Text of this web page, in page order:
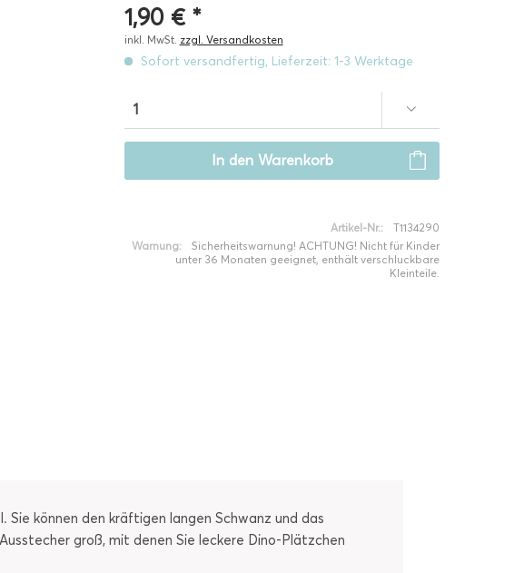
1,90 € *
inkl. MwSt. zzgl. Versandkosten
Sofort versandfertig, Lieferzeit: 1-3 Werktage
In den Warenkorb
Artikel-Nr.:
T1134290
Warnung:
Sicherheitswarnung! ACHTUNG! Nicht für Kinder
unter 36 Monaten geeignet, enthält verschluckbare
Kleinteile.
können den kräftigen langen Schwanz und das
groß, mit denen Sie leckere Dino-Plätzchen